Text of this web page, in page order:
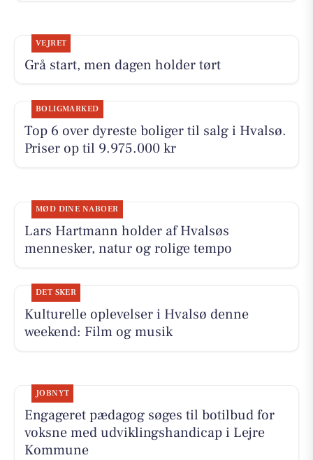
VEJRET
Grå start, men dagen holder tørt
BOLIGMARKED
Top 6 over dyreste boliger til salg i Hvalsø.
Priser op til 9.975.000 kr
MØD DINE NABOER
Lars Hartmann holder af Hvalsøs
mennesker, natur og rolige tempo
DET SKER
Kulturelle oplevelser i Hvalsø denne
weekend: Film og musik
JOBNYT
Engageret pædagog søges til botilbud for
voksne med udviklingshandicap i Lejre
Kommune